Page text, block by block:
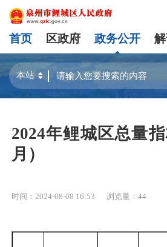
首页 区政府 政务公开
2024年鲤城区总量
月）
时间：2024-08-08 16:53 浏览量： 44